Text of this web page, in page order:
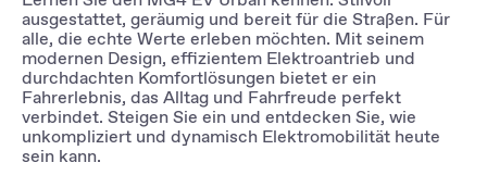
ausgestattet, geräumig und bereit für die Straßen. Für
alle, die echte Werte erleben möchten. Mit seinem
modernen Design, effizientem Elektroantrieb und
durchdachten Komfortlösungen bietet er ein
Fahrerlebnis, das Alltag und Fahrfreude perfekt
verbindet. Steigen Sie ein und entdecken Sie, wie
unkompliziert und dynamisch Elektromobilität heute
sein kann.